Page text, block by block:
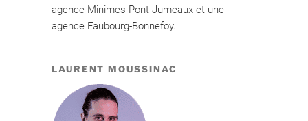
agence Minimes Pont Jumeaux et une
agence Faubourg-Bonnefoy.
LAURENT MOUSSINAC